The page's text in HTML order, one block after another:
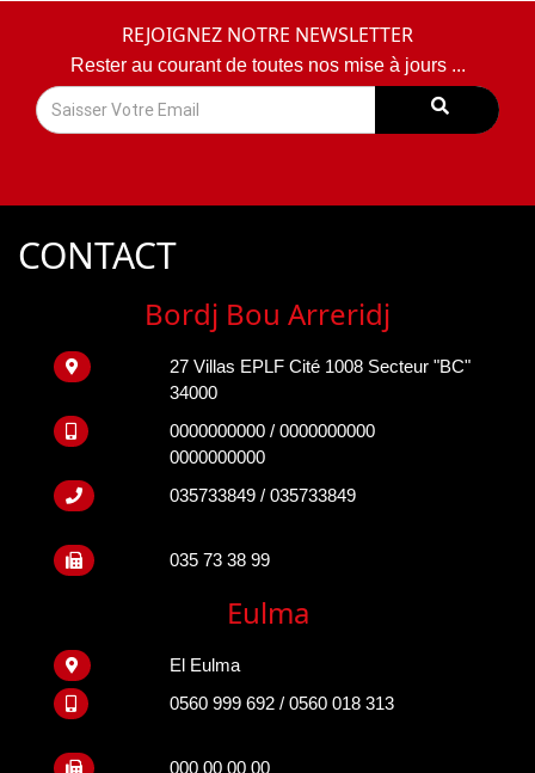
REJOIGNEZ NOTRE NEWSLETTER
Rester au courant de toutes nos mise à jours ...
CONTACT
Bordj Bou Arreridj
27 Villas EPLF Cité 1008 Secteur "BC"
34000
0000000000 / 0000000000
0000000000
035733849 / 035733849
035 73 38 99
Eulma
El Eulma
0560 999 692 / 0560 018 313
000 00 00 00